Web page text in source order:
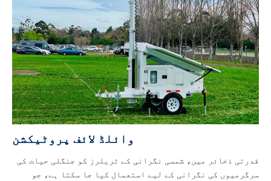
وائلڈ لائف پروٹیکشن
قدرتی ذخائر میں، شمسی نگرانی کے ٹریلرز کو جنگلی حیات کی
سرگرمیوں کی نگرانی کے لیے استعمال کیا جا سکتا ہے، جو